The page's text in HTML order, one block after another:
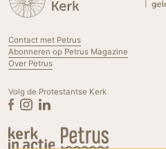
Contact met Petrus
Abonneren op Petrus Magazine
Over Petrus
Volg de Protestantse Kerk